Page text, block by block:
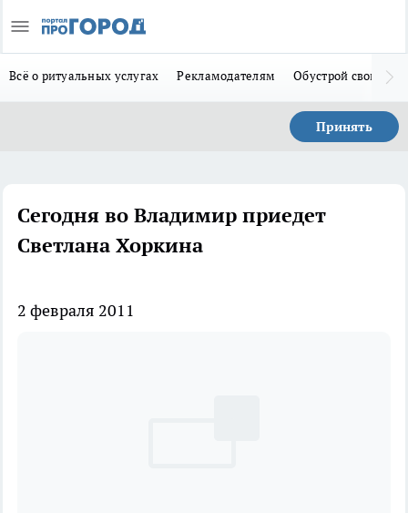
Всё о ритуальных услугах Рекламодателям Обустрой свой дом
Принять
Сегодня во Владимир приедет
Светлана Хоркина
2 февраля 2011